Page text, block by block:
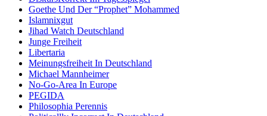
Goethe Und Der “Prophet” Mohammed
Islamnixgut
Jihad Watch Deutschland
Junge Freiheit
Libertaria
Meinungsfreiheit In Deutschland
Michael Mannheimer
No-Go-Area In Europe
PEGIDA
Philosophia Perennis